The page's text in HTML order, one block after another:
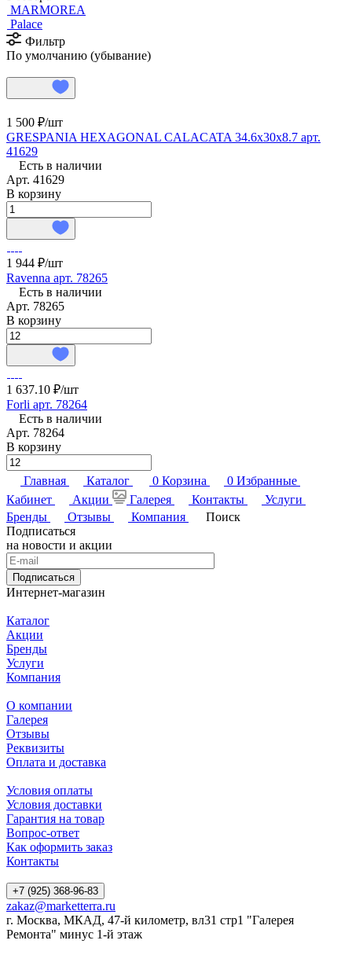
MARMOREA
Palace
Фильтр
По умолчанию (убывание)
1 500 ₽/шт
GRESPANIA HEXAGONAL CALACATA 34.6х30х8.7 арт.
41629
Есть в наличии
Арт. 41629
В корзину
1 944 ₽/шт
Ravenna арт. 78265
Есть в наличии
Арт. 78265
В корзину
1 637.10 ₽/шт
Forli арт. 78264
Есть в наличии
Арт. 78264
В корзину
Главная Каталог 0 Корзина 0 Избранные
Кабинет
Акции Галерея Контакты
Услуги
Бренды
Отзывы Компания
Поиск
Подписаться
на новости и акции
Подписаться
Интернет-магазин
Каталог
Акции
Бренды
Услуги
Компания
О компании
Галерея
Отзывы
Реквизиты
Оплата и доставка
Условия оплаты
Условия доставки
Гарантия на товар
Вопрос-ответ
Как оформить заказ
Контакты
+7 (925) 368-96-83
zakaz@marketterra.ru
г. Москва, МКАД, 47-й километр, вл31 стр1 "Галерея
Ремонта" минус 1-й этаж